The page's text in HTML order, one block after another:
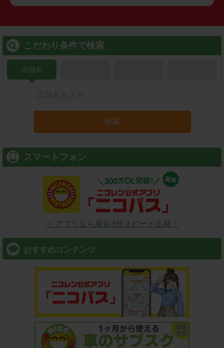
こだわり条件で検索
店舗名
検索
スマートフォン
⇒ アプリなら最短3分スピード出発！
おすすめコンテンツ